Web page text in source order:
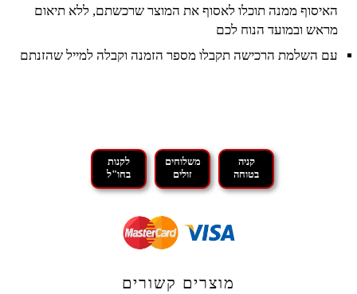
האיסוף ממנה תוכלו לאסוף את המוצר שרכשתם, ללא תיאום
מראש ובמועד הנוח לכם
עם השלמת הרכישה תקבלו מספר הזמנה וקבלה למייל שהזנתם
קניה
בטוחה
משלוחים
זולים
לקנות
בחו"ל
מוצרים קשורים